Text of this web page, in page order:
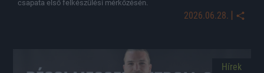
csapata első felkészülési mérkőzésén.
2026.06.28. |
Hírek